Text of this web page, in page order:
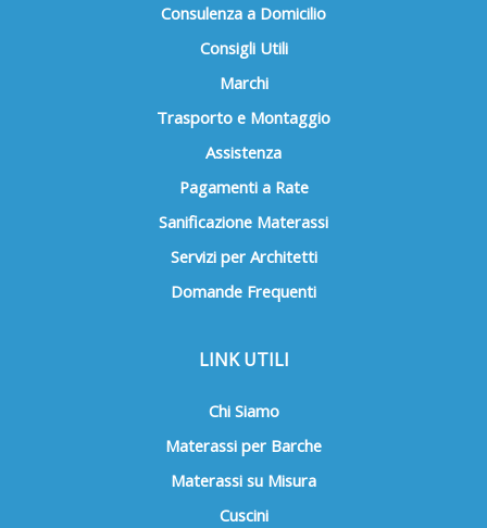
Consulenza a Domicilio
Consigli Utili
Marchi
Trasporto e Montaggio
Assistenza
Pagamenti a Rate
Sanificazione Materassi
Servizi per Architetti
Domande Frequenti
LINK UTILI
Chi Siamo
Materassi per Barche
Materassi su Misura
Cuscini